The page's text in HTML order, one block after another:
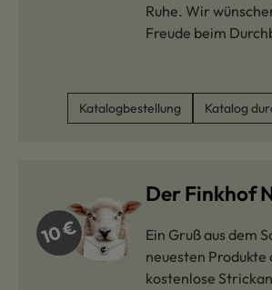
Ruhe. Wir
Freude beim
Katalogbestellung Katalog
Der Finkhof
Ein Gruß aus dem
neuesten Produkte
kostenlose